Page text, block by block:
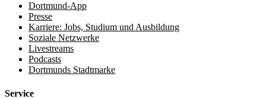
Dortmund-App
Presse
Karriere: Jobs, Studium und Ausbildung
Soziale Netzwerke
Livestreams
Podcasts
Dortmunds Stadtmarke
Service